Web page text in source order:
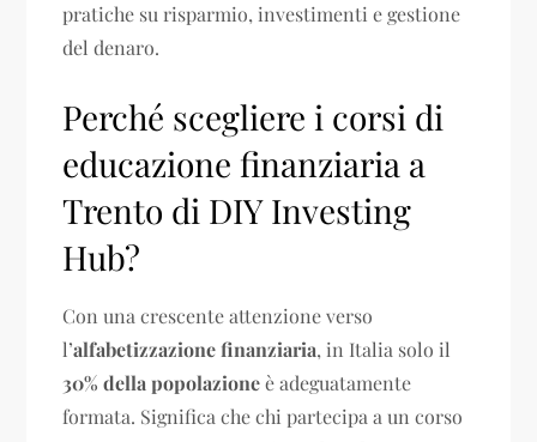
pratiche su risparmio, investimenti e gestione
del denaro.
Perché scegliere i corsi di
educazione finanziaria a
Trento di DIY Investing
Hub?
Con una crescente attenzione verso
l’alfabetizzazione finanziaria, in Italia solo il
30% della popolazioneè adeguatamente
formata. Significa che chi partecipa a un corso